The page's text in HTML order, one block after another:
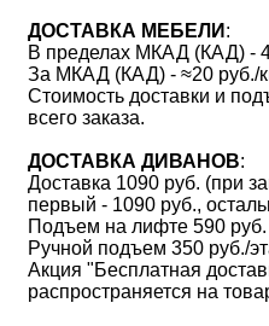
ДОСТАВКА МЕБЕЛИ :
В пределах МКАД (КАД) -
За МКАД (КАД) - ≈20 руб./
Стоимость доставки и
всего заказа.
ДОСТАВКА ДИВАНОВ:
Доставка 1090 руб. (при
первый - 1090 руб.,
Подъем на лифте 590 руб.
Ручной подъем 350 руб./
Акция "Бесплатная
распространяется на